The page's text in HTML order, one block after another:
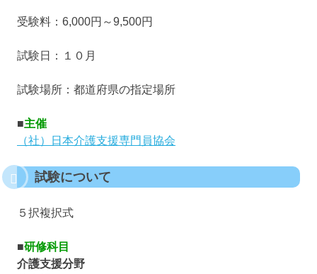
受験料：6,000円～9,500円
試験日：１０月
試験場所：都道府県の指定場所
■主催
（社）日本介護支援専門員協会
試験について
５択複択式
■研修科目
介護支援分野